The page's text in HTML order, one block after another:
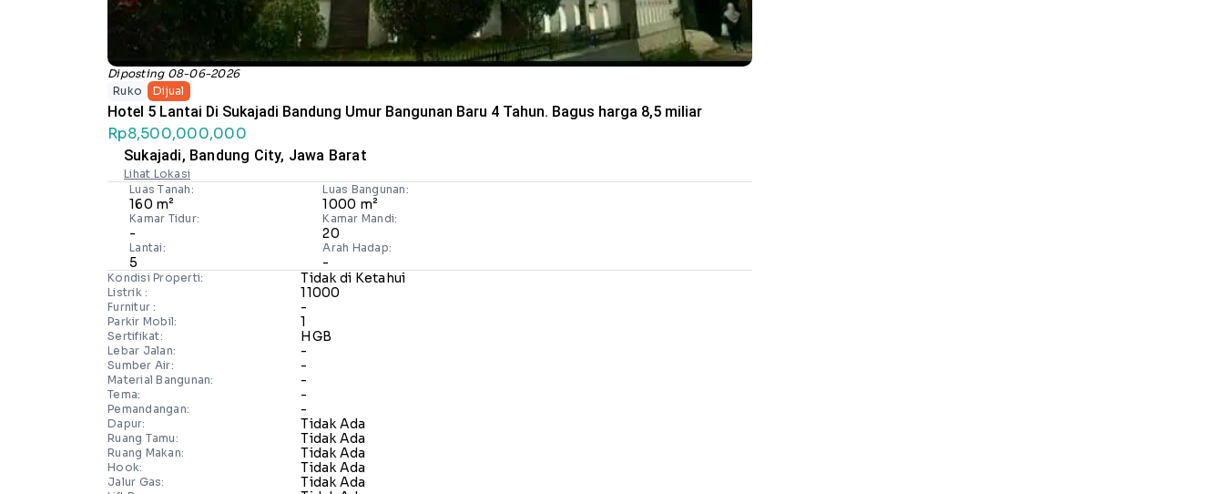
Diposting 08-06-2026
Ruko
Dijual
Hotel 5 Lantai Di Sukajadi Bandung Umur Bangunan Baru 4 Tahun. Bagus harga 8,5 miliar
Rp8,500,000,000
Sukajadi, Bandung City, Jawa Barat
Lihat Lokasi
Luas Tanah:
160 m²
Luas Bangunan:
1000 m²
Kamar Tidur:
-
Kamar Mandi:
20
Lantai:
5
Arah Hadap:
-
Kondisi Properti: Tidak di Ketahui
Listrik : 11000
Furnitur : -
Parkir Mobil: 1
Sertifikat: HGB
Lebar Jalan: -
Sumber Air: -
Material Bangunan: -
Tema: -
Pemandangan: -
Dapur: Tidak Ada
Ruang Tamu: Tidak Ada
Ruang Makan: Tidak Ada
Hook: Tidak Ada
Jalur Gas: Tidak Ada